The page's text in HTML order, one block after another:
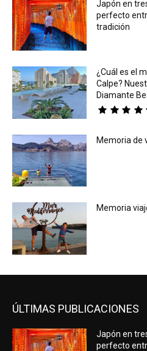
Japón en
perfecto
tradición
¿Cuál es el
Calpe?
Diamante
Memoria de
Memoria
ÚLTIMAS PUBLICACIONES
Japón en
perfecto